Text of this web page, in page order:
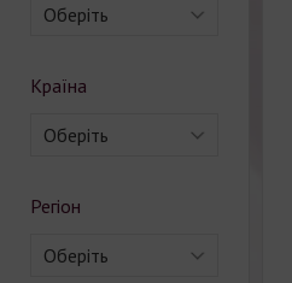
Оберіть
Країна
Оберіть
Регіон
Оберіть